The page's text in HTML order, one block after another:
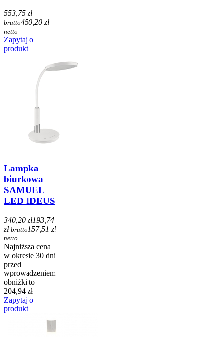
553,75 zł
brutto450,20 zł
netto
Zapytaj o
produkt
Lampka
biurkowa
SAMUEL
LED IDEUS
340,20 zł193,74
zł brutto 157,51 zł
netto
Najniższa cena
w okresie 30 dni
przed
wprowadzeniem
obniżki to
204,94 zł
Zapytaj o
produkt